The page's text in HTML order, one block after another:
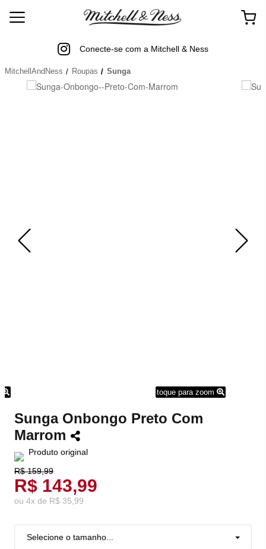
Conecte-se com a Mitchell & Ness
MitchellAndNess Roupas Sunga
toque para zoom
Sunga Onbongo Preto Com
Marrom
Produto original
R$ 159,99
R$ 143,99
ou 4x de R$ 35,99
Selecione o tamanho...